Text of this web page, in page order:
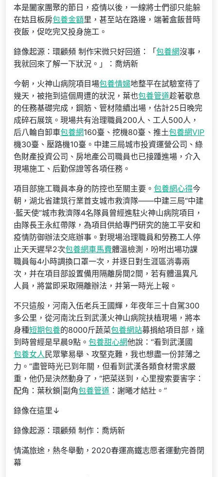
本是闔家團聚的節日，疫情以後，一線將士們卻只能躲
在姑且板房包養金額里，甚至站在路邊，端著盒飯昔時
夜飯，促吃完又投身施工。
錄像起源：環顧頻 制作宋微只好回道：「包養網沒事，
我就回來了解一下狀況。」：喬炳新
今朝，火神山病院項目場包養情婦地整平在試驗室待了
幾天，被拖到這個周遭的狀況，葉也包養管道趁著歇息
的任務基礎完成，鋼筋、管材陸續出場，估計25日晚完
成碎石展筑。現場共有治理職員200人、工人500人，
后八輪自卸車包養網160臺、挖機80臺、推土包養網VIP
機30臺、壓路機10臺。中建三局城市投資運營公司、綠
色財產投資公司、房地產公司職員也已接踵進場，介入
現場施工、后勤保證等各項任務。
項目部施工職員本身的防控也至關主要。 包養網心得今
朝，湖北省建筑行業首支城市救濟隊——中建三局“中建
·藍天使”城市救濟隊4名隊員曾經進駐火神山病院項目，
由隊長王永紅帶隊，為項目供給專門研究的施工平安和
疫情防御辦法交底辦事。對現場治理職員和勞務工人停
止天天遲早2次包養網車馬費體溫檢測，吩咐出場功課
職員每4小時調換口罩一次，并逐日對生涯區消毒兩
次，并在項目部設置備用隔離房間2間，若有體溫異凡
人員，將當即采取隔離辦法，并第一時光上報。
不只這般，河南入伍老兵王國輝，年夜年三十自駕300
多公里，從河南沈丘到武漢火神山病院扶植現場，將本
身種短期包養的8000斤蔬菜包養網站募捐給項目部，達
到時曾經是早晨9點。 包養甜心網他說：“看到武漢國
包養女人 民眾擎易舉、攻堅克難，我也想盡一份菲薄之
力。”盡管時光已到年關，但看到武漢各類食材需求嚴
重，他仍是決然動身了，“把菜送到，心里搜索要害字：
配角：葉秋鎖|副角包養管道 ：謝曦才結壯。”
錄像在這里↓
錄像起源：環顧頻 制作：喬炳新
情滿旅途，熱冬舉動，2020春運高鐵志愿者運動完善閉
幕